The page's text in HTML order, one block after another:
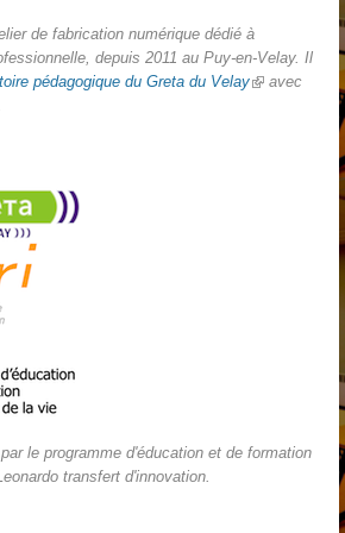
de fabrication numérique dédié à
depuis 2011 au Puy-en-Velay. Il
pédagogique du Greta du Velay(link is
avec
le programme d'éducation et de formation
transfert d'innovation.